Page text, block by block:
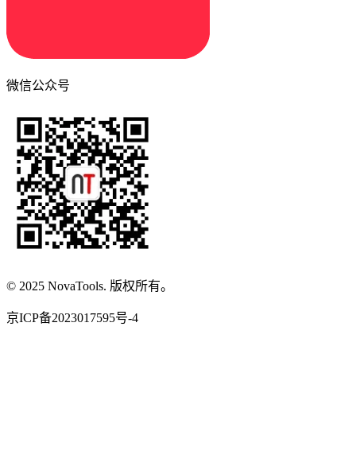
微信公众号
© 2025 NovaTools. 版权所有。
京ICP备2023017595号-4